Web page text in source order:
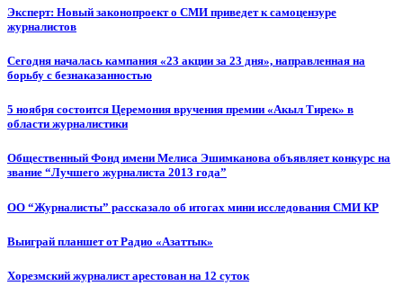
Эксперт: Новый законопроект о СМИ приведет к самоцензуре
журналистов
Сегодня началась кампания «23 акции за 23 дня», направленная на
борьбу с безнаказанностью
5 ноября состоится Церемония вручения премии «Акыл Тирек» в
области журналистики
Общественный Фонд имени Мелиса Эшимканова объявляет конкурс на
звание “Лучшего журналиста 2013 года”
ОО “Журналисты” рассказало об итогах мини исследования СМИ КР
Выиграй планшет от Радио «Азаттык»
Хорезмский журналист арестован на 12 суток